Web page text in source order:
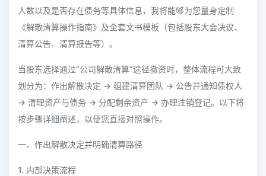
人数以及是否存在债务等具体信息，我将能够为您量身定制
《解散清算操作指南》及全套文书模板（包括股东大会决议、
清算公告、清算报告等）。
当股东选择通过“公司解散清算”途径撤资时，整体流程可大致
划分为：作出解散决定 → 组建清算团队 → 公告并通知债权人
→ 清理资产与债务 → 分配剩余资产 → 办理注销登记。以下将
按步骤详细阐述，以便您直接对照操作。
一、作出解散决定并明确清算路径
1. 内部决策流程